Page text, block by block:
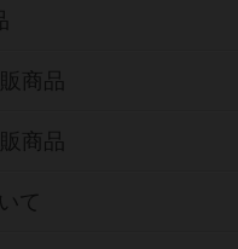
商品
商品
て